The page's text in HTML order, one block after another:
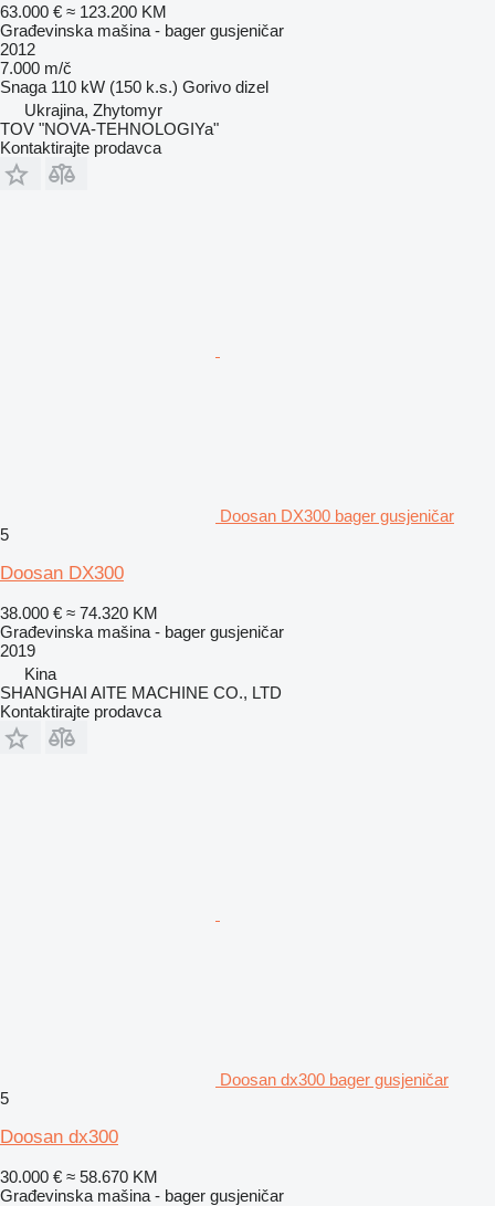
63.000 € ≈ 123.200 KM
Građevinska mašina - bager gusjeničar
2012
7.000 m/č
Snaga 110 kW (150 k.s.) Gorivo dizel
Ukrajina, Zhytomyr
TOV "NOVA-TEHNOLOGIYa"
Kontaktirajte prodavca
Doosan DX300 bager gusjeničar
5
Doosan DX300
38.000 € ≈ 74.320 KM
Građevinska mašina - bager gusjeničar
2019
Kina
SHANGHAI AITE MACHINE CO., LTD
Kontaktirajte prodavca
Doosan dx300 bager gusjeničar
5
Doosan dx300
30.000 € ≈ 58.670 KM
Građevinska mašina - bager gusjeničar